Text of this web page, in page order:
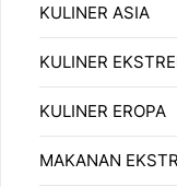
KULINER ASIA
KULINER
KULINER EROPA
MAKANAN